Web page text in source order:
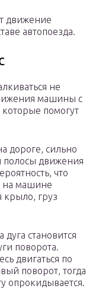
движение
автопоезда.
не
машины с
помогут
дороге, сильно
полосы движения
что
на машине
крыло, груз
дуга становится
поворота.
двигаться по
поворот, тогда
опрокидывается.